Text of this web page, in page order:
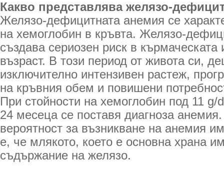
Какво представлява желязо-
Желязо-дефицитната анемия се
на хемоглобин в кръвта. Желязо-
създава сериозен риск в кърмаческата
възраст. В този период от живота си,
изключително интензивен растеж,
на кръвния обем и повишени
При стойности на хемоглобин под 11
24 месеца се поставя диагноза
вероятност за възникване на анемия
е, че млякото, което е основна храна
съдържание на желязо.